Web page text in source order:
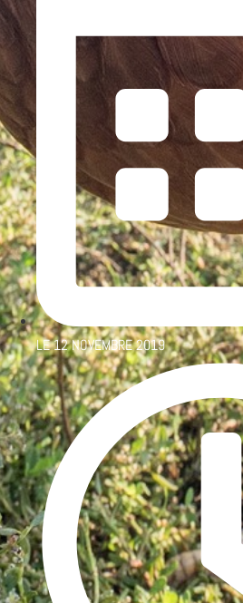
LE12 NOVEMBRE 2019